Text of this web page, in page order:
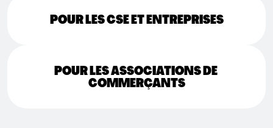
POUR LES CSE ET ENTREPRISES
POUR LES ASSOCIATIONS DE
COMMERÇANTS